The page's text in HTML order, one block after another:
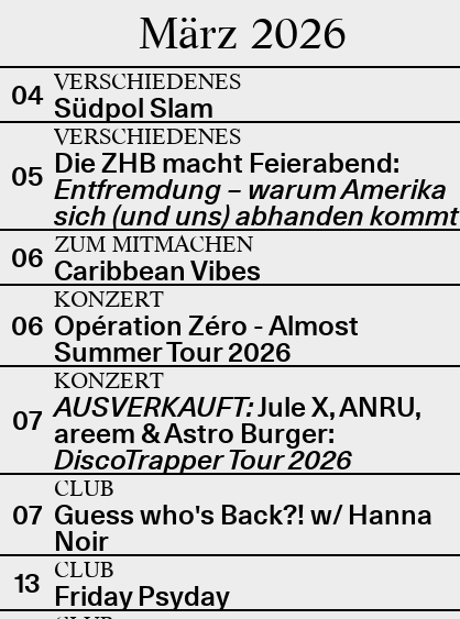
März 2026
04 VERSCHIEDENES
Südpol Slam
05
VERSCHIEDENES
Die ZHB macht Feierabend:
Entfremdung – warum Amerika
sich (und uns) abhanden kommt
06 ZUM MITMACHEN
Caribbean Vibes
06
KONZERT
Opération Zéro - Almost
Summer Tour 2026
07
KONZERT
AUSVERKAUFT:Jule X, ANRU,
areem & Astro Burger:
DiscoTrapper Tour 2026
07
CLUB
Guess who's Back?! w/ Hanna
Noir
13 CLUB
Friday Psyday